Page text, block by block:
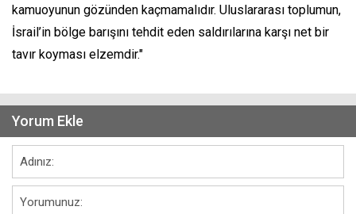
kamuoyunun gözünden kaçmamalıdır. Uluslararası toplumun,
İsrail’in bölge barışını tehdit eden saldırılarına karşı net bir
tavır koyması elzemdir."
Yorum Ekle